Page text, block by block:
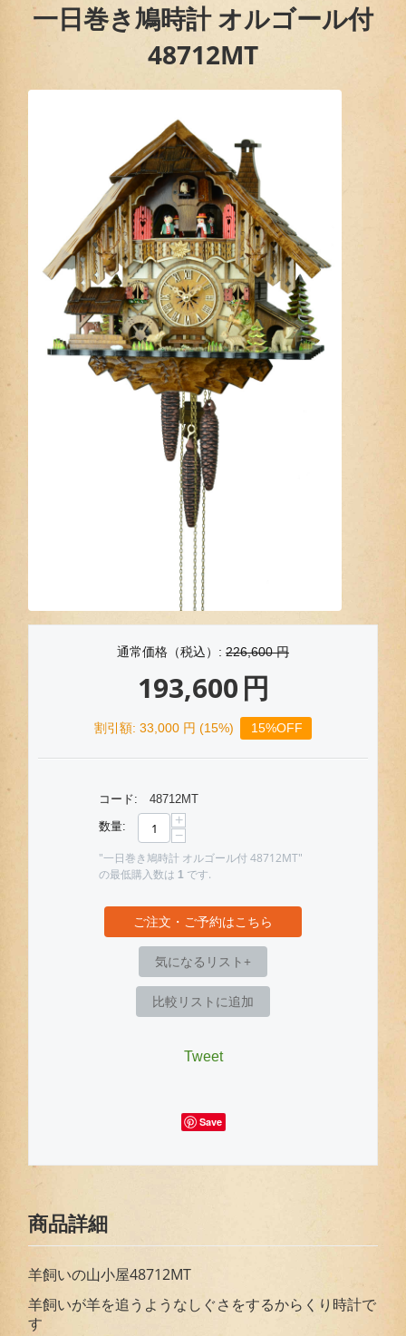
一日巻き鳩時計 オルゴール付
48712MT
通常価格（税込）: 226,600 円
193,600円
割引額: 33,000 円 (15%) 15%OFF
コード:
48712MT
数量:
+
−
"一日巻き鳩時計 オルゴール付 48712MT"
の最低購入数は 1 です.
ご注文・ご予約はこちら
気になるリスト+
比較リストに追加
Tweet
Save
商品詳細
羊飼いの山小屋48712MT
羊飼いが羊を追うようなしぐさをするからくり時計で
す